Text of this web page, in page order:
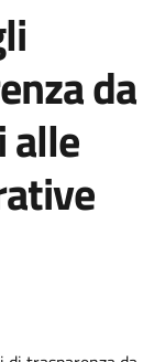
da
alle